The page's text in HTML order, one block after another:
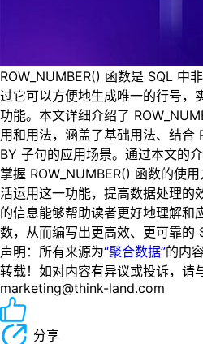
ROW_NUMBER() 函数是 SQL 中
过它可以方便地生成唯一的行号，
功能。本文详细介绍了
用和用法，涵盖了基础用法、结合
BY 子句的应用场景。通过本文的
掌握 ROW_NUMBER() 函数的使
活运用这一功能，提高数据处理的
的信息能够帮助读者更好地理解和
数，从而编写出更高效、更可靠的
声明：所有来源为“聚合数据”的内
转载！如对内容有异议或投诉，请
marketing@think-land.com
分享